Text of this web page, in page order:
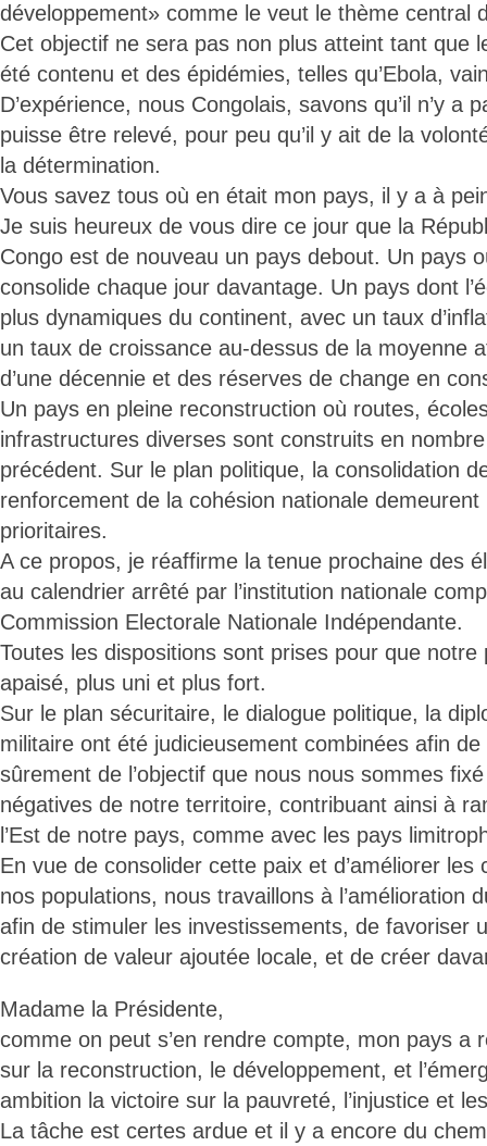
développement» comme le veut le thème central
Cet objectif ne sera pas non plus atteint tant que
été contenu et des épidémies, telles qu’Ebola,
D’expérience, nous Congolais, savons qu’il n’y a
puisse être relevé, pour peu qu’il y ait de la
la détermination.
Vous savez tous où en était mon pays, il y a à
Je suis heureux de vous dire ce jour que la
Congo est de nouveau un pays debout. Un pays
consolide chaque jour davantage. Un pays dont
plus dynamiques du continent, avec un taux
un taux de croissance au-dessus de la moyenne
d’une décennie et des réserves de change en
Un pays en pleine reconstruction où routes,
infrastructures diverses sont construits en
précédent. Sur le plan politique, la consolidation
renforcement de la cohésion nationale demeurent
prioritaires.
A ce propos, je réaffirme la tenue prochaine des
au calendrier arrêté par l’institution nationale
Commission Electorale Nationale Indépendante.
Toutes les dispositions sont prises pour que notre
apaisé, plus uni et plus fort.
Sur le plan sécuritaire, le dialogue politique, la
militaire ont été judicieusement combinées afin
sûrement de l’objectif que nous nous sommes
négatives de notre territoire, contribuant ainsi à
l’Est de notre pays, comme avec les pays
En vue de consolider cette paix et d’améliorer les
nos populations, nous travaillons à l’amélioration
afin de stimuler les investissements, de favoriser
création de valeur ajoutée locale, et de créer
Madame la Présidente,
comme on peut s’en rendre compte, mon pays a
sur la reconstruction, le développement, et
ambition la victoire sur la pauvreté, l’injustice et
La tâche est certes ardue et il y a encore du